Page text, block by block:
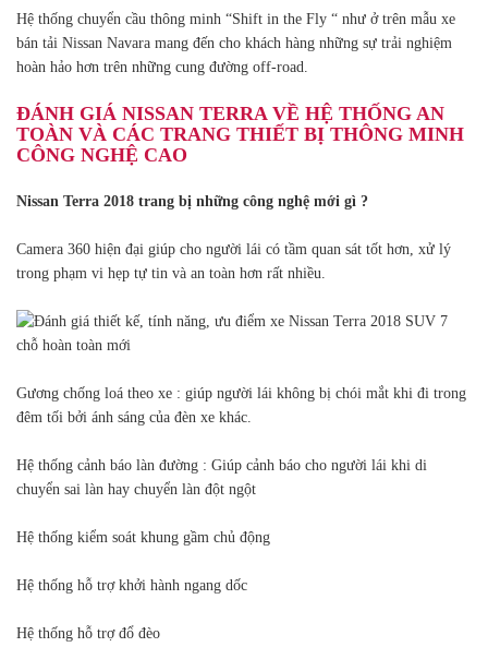
Hệ thống chuyển cầu thông minh “Shift in the Fly “ như ở trên mẫu xe
bán tải Nissan Navara mang đến cho khách hàng những sự trải nghiệm
hoàn hảo hơn trên những cung đường off-road.
ĐÁNH GIÁ NISSAN TERRA VỀ HỆ THỐNG AN
TOÀN VÀ CÁC TRANG THIẾT BỊ THÔNG MINH
CÔNG NGHỆ CAO
Nissan Terra 2018 trang bị những công nghệ mới gì ?
Camera 360 hiện đại giúp cho người lái có tầm quan sát tốt hơn, xử lý
trong phạm vi hẹp tự tin và an toàn hơn rất nhiều.
Gương chống loá theo xe : giúp người lái không bị chói mắt khi đi trong
đêm tối bởi ánh sáng của đèn xe khác.
Hệ thống cảnh báo làn đường : Giúp cảnh báo cho người lái khi di
chuyển sai làn hay chuyển làn đột ngột
Hệ thống kiểm soát khung gầm chủ động
Hệ thống hỗ trợ khởi hành ngang dốc
Hệ thống hỗ trợ đổ đèo